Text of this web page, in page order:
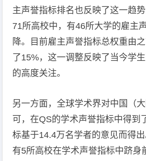
主声誉指标排名也反映了这一趋
71所高校中，有46所大学的雇主
降。目前雇主声誉指标总权重由
了15%，这一调整反映了当今学
的高度关注。
另一方面，全球学术界对中国（
可，在QS的学术声誉指标中得到
标基于14.4万名学者的意见而得出
有5所高校在学术声誉指标中跻身